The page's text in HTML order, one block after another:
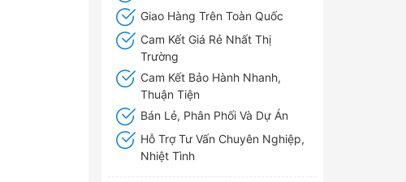
Giao Hàng Trên Toàn Quốc
Cam Kết Giá Rẻ Nhất Thị
Trường
Cam Kết Bảo Hành Nhanh,
Thuận Tiện
Bán Lẻ, Phân Phối Và Dự Án
Hỗ Trợ Tư Vấn Chuyên Nghiệp,
Nhiệt Tình